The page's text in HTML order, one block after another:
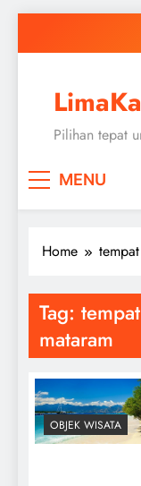
Pilihan tepat
MENU
Home
Tag:
mataram
OBJEK WISATA